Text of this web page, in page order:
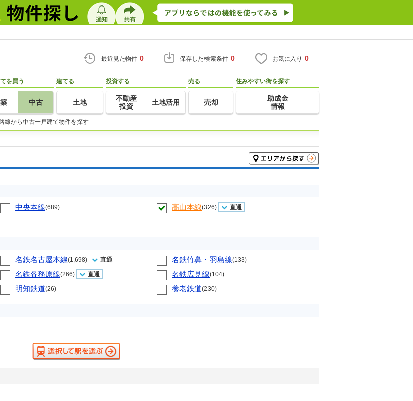
最近見た物件 0 保存した検索条件 0 お気に入り 0
を買う
中古
建てる
土地
投資する
不動産
投資
土地活用
売る
売却
住みやすい街を探す
助成金
情報
線から中古一戸建て物件を探す
中央本線(689) 高山本線(326) 直通
名鉄名古屋本線(1,698) 直通 名鉄竹鼻・羽島線(133)
名鉄各務原線(266) 直通 名鉄広見線(104)
明知鉄道(26) 養老鉄道(230)